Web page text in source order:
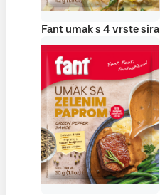
Fant umak s 4 vrste sira